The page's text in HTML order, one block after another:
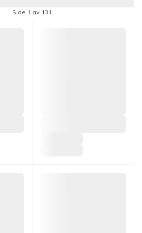
Side 1 av 131